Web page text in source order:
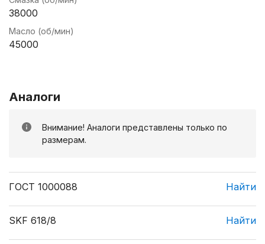
38000
Масло (об/мин)
45000
Аналоги
Внимание! Аналоги представлены только по
размерам.
ГОСТ 1000088 Найти
SKF 618/8 Найти